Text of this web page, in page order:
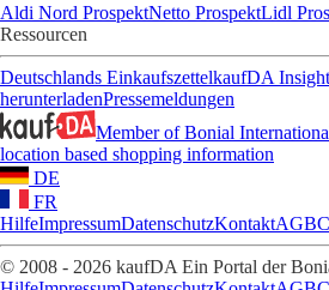
Aldi Nord ProspektNetto ProspektLidl
Ressourcen
Deutschlands EinkaufszettelkaufDA
herunterladenPressemeldungen
Member of Bonial
location based shopping information
DE
FR
HilfeImpressumDatenschutzKontaktAGB
© 2008 - 2026 kaufDA Ein Portal der